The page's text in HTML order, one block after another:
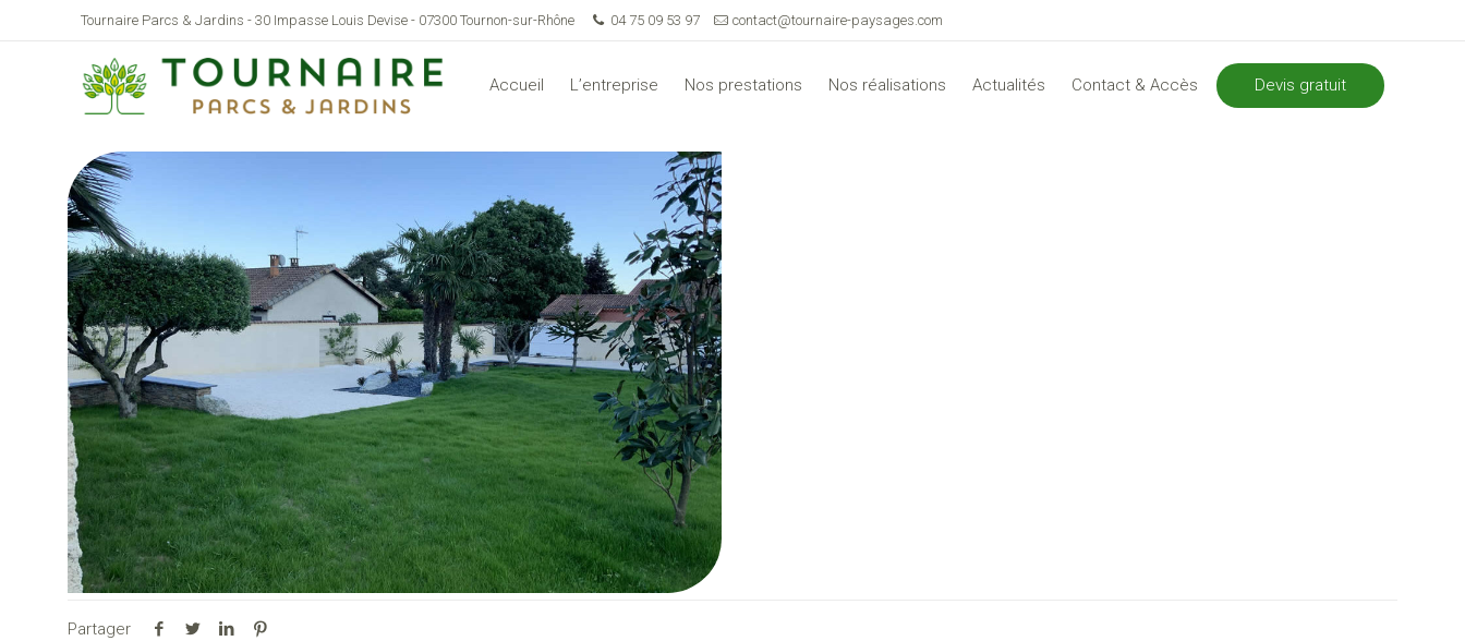
Tournaire Parcs & Jardins - 30 Impasse Louis Devise - 07300 Tournon-sur-Rhône 04 75 09 53 97 contact@tournaire-paysages.com
Accueil L’entreprise Nos prestations Nos réalisations Actualités Contact & Accès Devis gratuit
Partager